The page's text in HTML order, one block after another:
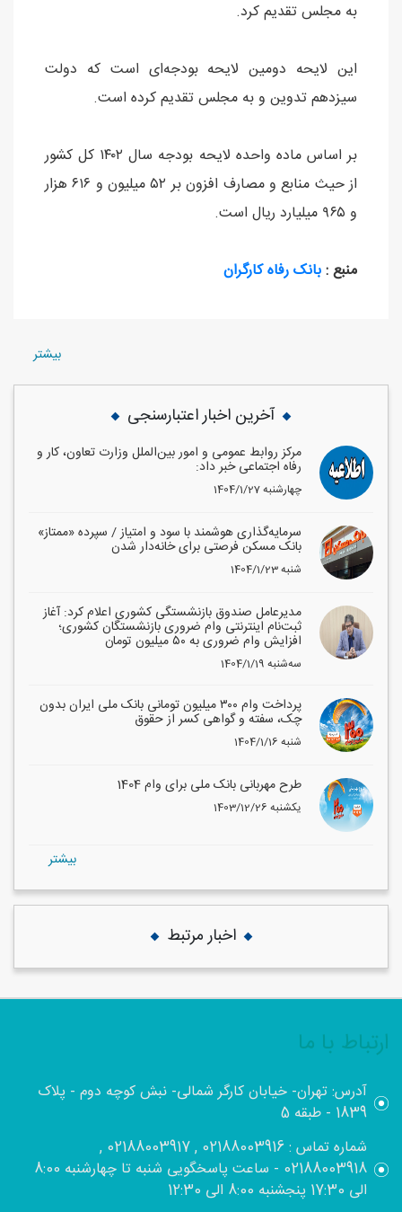
به مجلس تقدیم کرد.
این لایحه دومین لایحه بودجه‌ای است که دولت
سیزدهم تدوین و به مجلس تقدیم کرده است.
بر اساس ماده واحده لایحه بودجه سال ۱۴۰۲ کل کشور
از حیث منابع و مصارف افزون بر ۵۲ میلیون و ۶۱۶ هزار
و ۹۶۵ میلیارد ریال است.
منبع :بانک رفاه کارگران
بيشتر
آخرین اخبار اعتبارسنجی
مرکز روابط عمومی و امور بین‌الملل وزارت تعاون، کار و
رفاه اجتماعی خبر داد:
1404/1/27 چهارشنبه
سرمایه‌گذاری هوشمند با سود و امتیاز / سپرده «ممتاز»
بانک مسکن فرصتی برای خانه‌دار شدن
1404/1/23 شنبه
مدیرعامل صندوق بازنشستگی کشوری اعلام کرد: آغاز
ثبت‌نام اینترنتی وام ضروری بازنشستگان کشوری؛
افزایش وام ضروری به ۵۰ میلیون تومان
1404/1/19 سه‌شنبه
پرداخت وام ۳۰۰ میلیون تومانی بانک ملی ایران بدون
چک، سفته و گواهی کسر از حقوق
1404/1/16 شنبه
طرح مهربانی بانک ملی برای وام 1404
1403/12/26 یکشنبه
بيشتر
اخبار مرتبط
ارتباط با ما
آدرس: تهران- خیابان کارگر شمالی- نبش کوچه دوم - پلاک
1839 - طبقه 5
شماره تماس : 02188003916 , 02188003917 ,
02188003918 - ساعت پاسخگویی شنبه تا چهارشنبه 8:00
الی 17:30 پنجشنبه 8:00 الی 12:30